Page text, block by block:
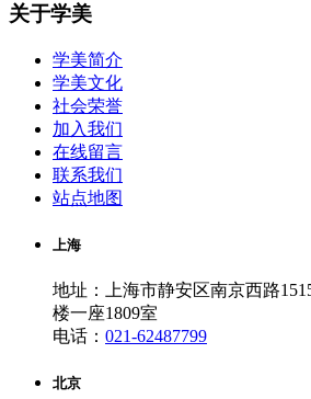
关于学美
学美简介
学美文化
社会荣誉
加入我们
在线留言
联系我们
站点地图
上海
地址：上海市静安区南京西路
楼一座1809室
电话： 021-62487799
北京